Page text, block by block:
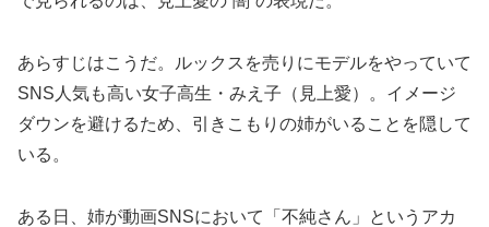
あらすじはこうだ。ルックスを売りにモデルをやっていて
SNS人気も高い女子高生・みえ子（見上愛）。イメージ
ダウンを避けるため、引きこもりの姉がいることを隠して
いる。
ある日、姉が動画SNSにおいて「不純さん」というアカ